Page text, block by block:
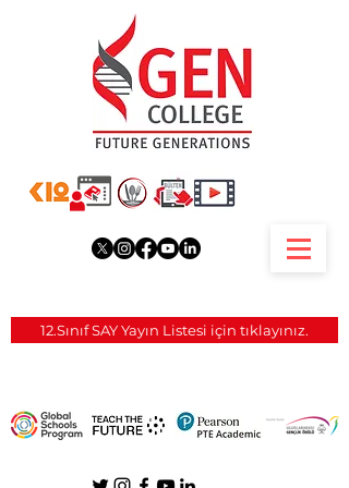
12.Sınıf SAY Yayın Listesi için tıklayınız.